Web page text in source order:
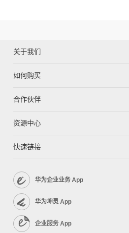
关于我们
如何购买
合作伙伴
资源中心
快速链接
华为企业业务 App
华为坤灵 App
企业服务 App